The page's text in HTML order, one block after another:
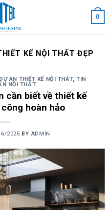
0
KẾ NỘI THẤT ĐẸP
DỰ ÁN THIẾT KẾ NỘI THẤT,TIN
NỘI THẤT
cần biết về thiết kế
hoàn hảo
2025 BY ADMIN